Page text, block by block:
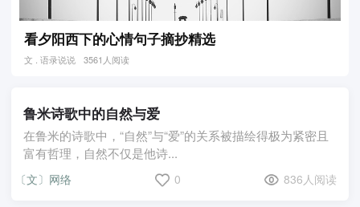
看夕阳西下的心情句子摘抄精选
文 . 语录说说 3561人阅读
鲁米诗歌中的自然与爱
在鲁米的诗歌中，“自然”与“爱”的关系被描绘得极为紧密且
富有哲理，自然不仅是他诗...
〔文〕网络 0 836人阅读